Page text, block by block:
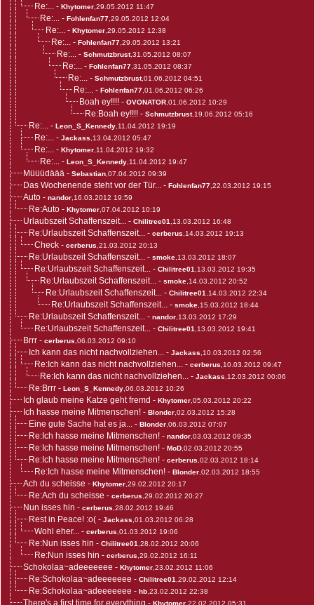
Re:... - Khytomer ,29.05.2012 11:47
Re:... - Fohlenfan77 ,29.05.2012 12:04
Re:... - Khytomer ,29.05.2012 12:38
Re:... - Fohlenfan77 ,29.05.2012 13:21
Re:... - Schmutzbrust,31.05.2012 08:07
Re:... - Fohlenfan77 ,31.05.2012 08:37
Re:... - Schmutzbrust,01.06.2012 04:51
Re:... - Fohlenfan77 ,01.06.2012 06:26
Boah ey!!!! - OVONATOR ,01.06.2012 10:29
Re:Boah ey!!!! - Schmutzbrust,19.06.2012 05:16
Re:... - Leon_S_Kennedy ,11.04.2012 19:19
Re:... - Jackass ,13.04.2012 05:47
Re:... - Khytomer ,11.04.2012 19:32
Re:... - Leon_S_Kennedy ,11.04.2012 19:47
Müüüdäää - Sebastian ,07.04.2012 09:39
Das Wochenende steht vor der Tür... - Fohlenfan77 ,22.03.2012 19:15
Auto - nandor ,16.03.2012 19:59
Re:Auto - Khytomer ,07.04.2012 10:19
Urlaubszeit Schaffenszeit... - Chilitree01 ,13.03.2012 16:48
Re:Urlaubszeit Schaffenszeit... - cerberus ,14.03.2012 19:13
Check - cerberus ,21.03.2012 20:13
Re:Urlaubszeit Schaffenszeit... - smoke ,13.03.2012 18:07
Re:Urlaubszeit Schaffenszeit... - Chilitree01 ,13.03.2012 19:35
Re:Urlaubszeit Schaffenszeit... - smoke ,14.03.2012 20:52
Re:Urlaubszeit Schaffenszeit... - Chilitree01 ,14.03.2012 22:34
Re:Urlaubszeit Schaffenszeit... - smoke ,15.03.2012 18:44
Re:Urlaubszeit Schaffenszeit... - nandor ,13.03.2012 17:29
Re:Urlaubszeit Schaffenszeit... - Chilitree01 ,13.03.2012 19:41
Brrr - cerberus ,06.03.2012 09:10
Ich kann das nicht nachvollziehen... - Jackass ,10.03.2012 02:56
Re:Ich kann das nicht nachvollziehen... - cerberus ,10.03.2012 09:47
Re:Ich kann das nicht nachvollziehen... - Jackass ,12.03.2012 00:06
Re:Brrr - Leon_S_Kennedy ,06.03.2012 10:26
Ich glaub meine Katze geht fremd - Khytomer ,05.03.2012 20:22
Ich hasse meine Mitmenschen! - Blonder ,02.03.2012 15:28
Eine gute Sache hat es ja... - Blonder ,06.03.2012 07:07
Re:Ich hasse meine Mitmenschen! - nandor ,03.03.2012 09:35
Re:Ich hasse meine Mitmenschen! - MoD ,02.03.2012 20:55
Re:Ich hasse meine Mitmenschen! - cerberus ,02.03.2012 18:14
Re:Ich hasse meine Mitmenschen! - Blonder ,02.03.2012 18:55
Ach du scheisse - Khytomer ,29.02.2012 20:17
Re:Ach du scheisse - cerberus ,29.02.2012 20:27
Nun isses hin - cerberus ,28.02.2012 19:46
Rest in Peace! :o( - Jackass ,01.03.2012 06:28
Wohl eher... - cerberus ,01.03.2012 19:06
Re:Nun isses hin - Chilitree01 ,28.02.2012 20:06
Re:Nun isses hin - cerberus ,29.02.2012 16:11
Schokolaa~adeeeeeee - Khytomer ,23.02.2012 11:06
Re:Schokolaa~adeeeeeee - Chilitree01 ,29.02.2012 12:14
Re:Schokolaa~adeeeeeee - hb ,23.02.2012 22:38
There's a first time for everything - Khytomer ,22.02.2012 05:31